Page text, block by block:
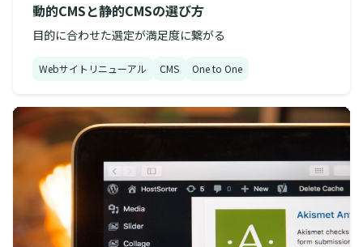
動的CMSと静的CMSの選び方
目的に合わせた選定が満足度に繋がる
Webサイトリニューアル CMS One to One